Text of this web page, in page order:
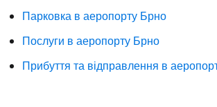
Парковка в аеропорту Брно
Послуги в аеропорту Брно
Прибуття та відправлення в